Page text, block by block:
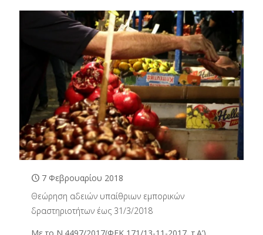
7 Φεβρουαρίου 2018
Θεώρηση αδειών υπαίθριων εμπορικών
δραστηριοτήτων έως 31/3/2018
Με το Ν.4497/2017(ΦΕΚ 171/13-11-2017, τ.Α’)